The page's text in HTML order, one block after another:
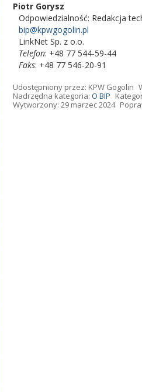
Piotr Gorysz
Odpowiedzialność: Redakcja
bip@kpwgogolin.pl
LinkNet Sp. z o.o.
Telefon: +48 77 544-59-44
Faks: +48 77 546-20-91
Udostępniony przez: KPW Gogolin
Nadrzędna kategoria: O BIP
Wytworzony: 29 marzec 2024